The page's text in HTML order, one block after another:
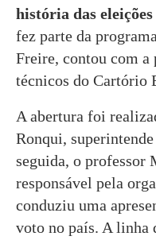
história das
fez parte da
Freire, contou com a
técnicos do Cartório
A abertura foi
Ronqui,
seguida, o professor
responsável pela
conduziu uma
voto no país. A linha